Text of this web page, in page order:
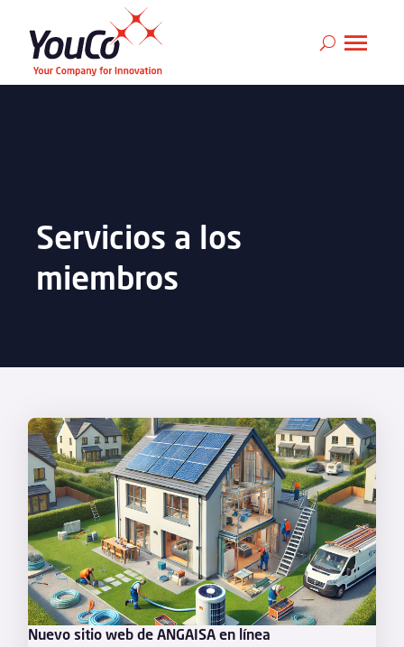
Servicios a los
miembros
Nuevo sitio web de ANGAISA en línea